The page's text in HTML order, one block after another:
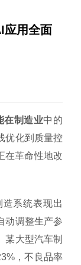
应用全面
在制造业中的
优化到质量控
在革命性地改
系统表现出
动调整生产参
某大型汽车制
，不良品率